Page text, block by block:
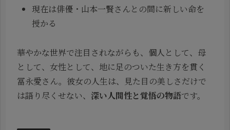
現在は俳優・山本一賢さんとの間に新しい命を
授かる
華やかな世界で注目されながらも、個人として、母
として、女性として、地に足のついた生き方を貫く
冨永愛さん。彼女の人生は、見た目の美しさだけで
は語り尽くせない、 深い人間性と覚悟の物語です。